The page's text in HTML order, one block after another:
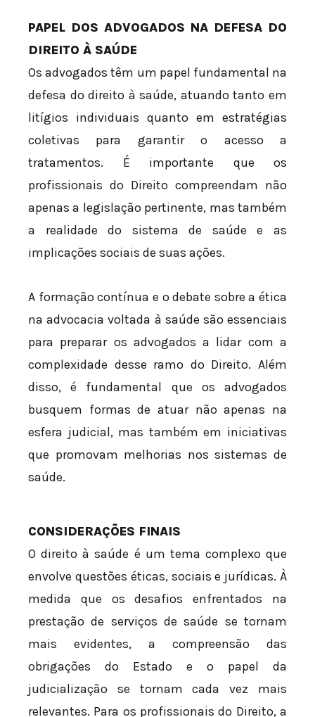
PAPEL DOS ADVOGADOS NA DEFESA DO
DIREITO À SAÚDE
Os advogados têm um papel fundamental na
defesa do direito à saúde, atuando tanto em
litígios individuais quanto em estratégias
coletivas para garantir o acesso a
tratamentos. É importante que os
profissionais do Direito compreendam não
apenas a legislação pertinente, mas também
a realidade do sistema de saúde e as
implicações sociais de suas ações.
A formação contínua e o debate sobre a ética
na advocacia voltada à saúde são essenciais
para preparar os advogados a lidar com a
complexidade desse ramo do Direito. Além
disso, é fundamental que os advogados
busquem formas de atuar não apenas na
esfera judicial, mas também em iniciativas
que promovam melhorias nos sistemas de
saúde.
CONSIDERAÇÕES FINAIS
O direito à saúde é um tema complexo que
envolve questões éticas, sociais e jurídicas. À
medida que os desafios enfrentados na
prestação de serviços de saúde se tornam
mais evidentes, a compreensão das
obrigações do Estado e o papel da
judicialização se tornam cada vez mais
relevantes. Para os profissionais do Direito, a